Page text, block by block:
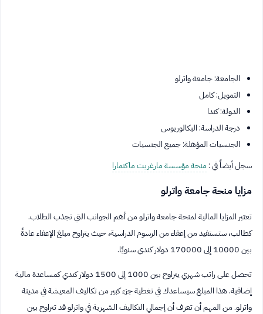
الجامعة: جامعة واترلو
التمويل: كامل
الدولة: كندا
درجة الدراسة: البكالوريوس
الجنسيات المؤهلة: جميع الجنسيات
سجل أيضاً في :منحة مؤسسة مارغريت ماكنمارا
مزايا منحة جامعة واترلو
تعتبر المزايا المالية لمنحة جامعة واترلو من أهم الجوانب التي تجذب الطلاب.
كطالب، ستستفيد من إعفاء من الرسوم الدراسية، حيث يتراوح مبلغ الإعفاء عادةً
بين 10000 إلى 170000 دولار كندي سنويًا.
تحصل على راتب شهري يتراوح بين 1000 إلى 1500 دولار كندي كمساعدة مالية
إضافية. هذا المبلغ سيساعدك في تغطية جزء كبير من تكاليف المعيشة في مدينة
واترلو. من المهم أن تعرف أن إجمالي التكاليف الشهرية في واترلو قد تتراوح بين